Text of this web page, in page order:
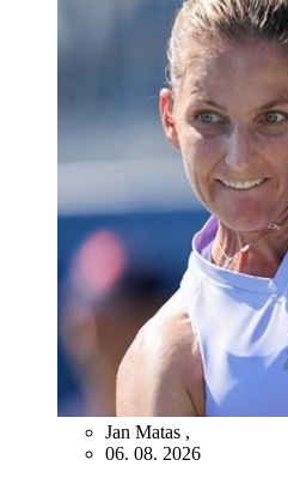
Jan Matas ,
06. 08. 2026